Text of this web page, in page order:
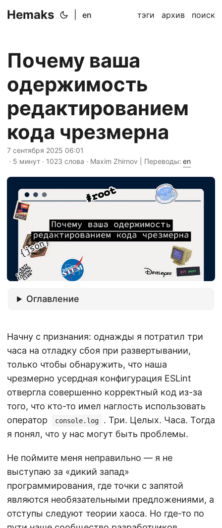
Hemaks en тэги архив поиск
Почему ваша
одержимость
редактированием
кода чрезмерна
7 сентября 2025 06:01
· 5 минут · 1023 слова · Maxim Zhirnov | Переводы: en
Оглавление
Начну с признания: однажды я потратил три
часа на отладку сбоя при развертывании,
только чтобы обнаружить, что наша
чрезмерно усердная конфигурация ESLint
отвергла совершенно корректный код из-за
того, что кто-то имел наглость использовать
оператор
console.log
. Три. Целых. Часа. Тогда
я понял, что у нас могут быть проблемы.
Не поймите меня неправильно — я не
выступаю за «дикий запад»
программирования, где точки с запятой
являются необязательными предложениями, а
отступы следуют теории хаоса. Но где-то по